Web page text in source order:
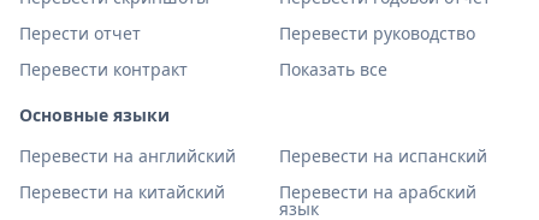
Перести отчет
Перевести руководство
Перевести контракт
Показать все
Основные языки
Перевести на английский
Перевести на испанский
Перевести на китайский
Перевести на арабский
язык